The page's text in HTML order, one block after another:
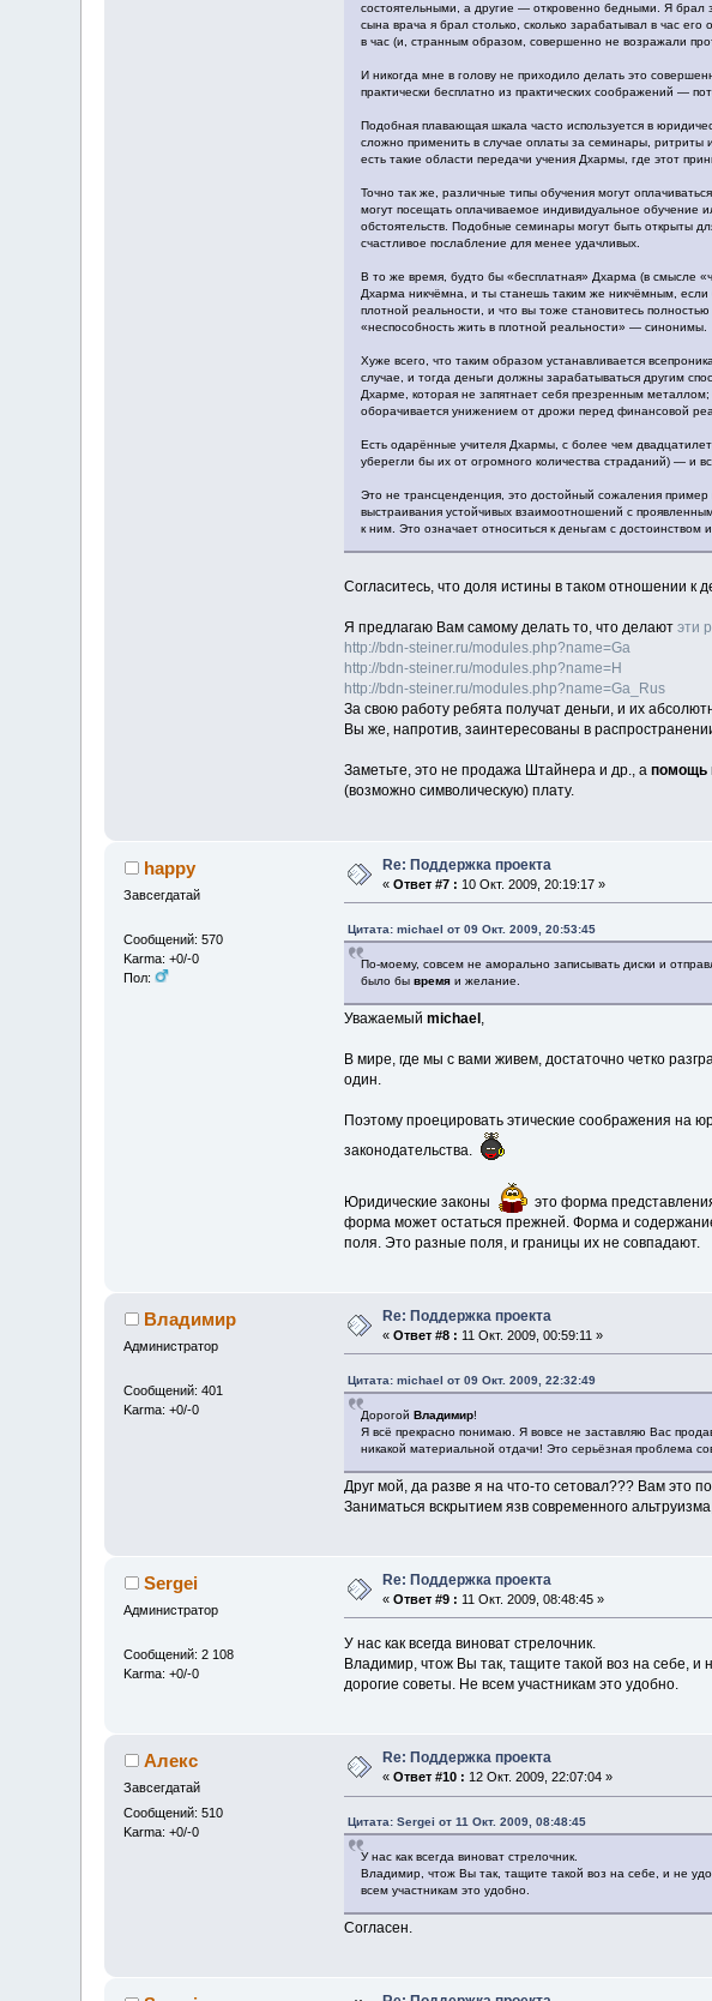
состоятельными, а другие — откровенно бедными. Я брал
сына врача я брал столько, сколько зарабатывал в час
в час (и, странным образом, совершенно не возражали
И никогда мне в голову не приходило делать это
практически бесплатно из практических соображений —
Подобная плавающая шкала часто используется в
сложно применить в случае оплаты за семинары, ритриты
есть такие области передачи учения Дхармы, где этот
Точно так же, различные типы обучения могут
могут посещать оплачиваемое индивидуальное обучение
обстоятельств. Подобные семинары могут быть открыты
счастливое послабление для менее удачливых.
В то же время, будто бы «бесплатная» Дхарма (в смысле
Дхарма никчёмна, и ты станешь таким же никчёмным, если
плотной реальности, и что вы тоже становитесь
«неспособность жить в плотной реальности» — синонимы.
Хуже всего, что таким образом устанавливается
случае, и тогда деньги должны зарабатываться другим
Дхарме, которая не запятнает себя презренным
оборачивается унижением от дрожи перед финансовой
Есть одарённые учителя Дхармы, с более чем
уберегли бы их от огромного количества страданий) — и
Это не трансценденция, это достойный сожаления пример
выстраивания устойчивых взаимоотношений с
к ним. Это означает относиться к деньгам с достоинством
Согласитесь, что доля истины в таком отношении к
Я предлагаю Вам самому делать то, что делают эти
http://bdn-steiner.ru/modules.php?name=Ga
http://bdn-steiner.ru/modules.php?name=H
http://bdn-steiner.ru/modules.php?name=Ga_Rus
За свою работу ребята получат деньги, и их
Вы же, напротив, заинтересованы в
Заметьте, это не продажа Штайнера и др., а помощь
(возможно символическую) плату.
happy
Завсегдатай
Сообщений: 570
Karma: +0/-0
Пол:
Re: Поддержка проекта
«Ответ #7 : 10 Окт. 2009, 20:19:17 »
Цитата: michael от 09 Окт. 2009, 20:53:45
По-моему, совсем не аморально записывать диски и
было бы времяи желание.
Уважаемый michael,
В мире, где мы с вами живем, достаточно четко
один.
Поэтому проецировать этические соображения на
законодательства.
Юридические законы
это форма
форма может остаться прежней. Форма и содержание
поля. Это разные поля, и границы их не совпадают.
Владимир
Администратор
Сообщений: 401
Karma: +0/-0
Re: Поддержка проекта
«Ответ #8 : 11 Окт. 2009, 00:59:11 »
Цитата: michael от 09 Окт. 2009, 22:32:49
Дорогой Владимир!
Я всё прекрасно понимаю. Я вовсе не заставляю Вас
никакой материальной отдачи! Это серьёзная проблема
Друг мой, да разве я на что-то сетовал??? Вам это
Заниматься вскрытием язв современного
Sergei
Администратор
Сообщений: 2 108
Karma: +0/-0
Re: Поддержка проекта
«Ответ #9 : 11 Окт. 2009, 08:48:45 »
У нас как всегда виноват стрелочник.
Владимир, чтож Вы так, тащите такой воз на себе, и
дорогие советы. Не всем участникам это удобно.
Алекс
Завсегдатай
Сообщений: 510
Karma: +0/-0
Re: Поддержка проекта
«Ответ #10 : 12 Окт. 2009, 22:07:04 »
Цитата: Sergei от 11 Окт. 2009, 08:48:45
У нас как всегда виноват стрелочник.
Владимир, чтож Вы так, тащите такой воз на себе, и не
всем участникам это удобно.
Согласен.